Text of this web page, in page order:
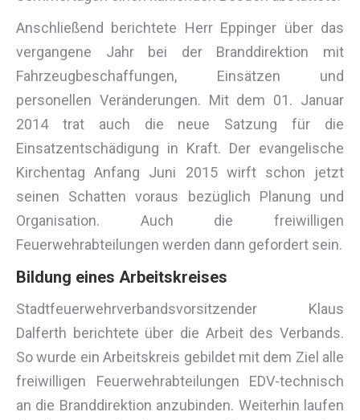
Anschließend berichtete Herr Eppinger über das
vergangene Jahr bei der Branddirektion mit
Fahrzeugbeschaffungen, Einsätzen und
personellen Veränderungen. Mit dem 01. Januar
2014 trat auch die neue Satzung für die
Einsatzentschädigung in Kraft. Der evangelische
Kirchentag Anfang Juni 2015 wirft schon jetzt
seinen Schatten voraus bezüglich Planung und
Organisation. Auch die freiwilligen
Feuerwehrabteilungen werden dann gefordert sein.
Bildung eines Arbeitskreises
Stadtfeuerwehrverbandsvorsitzender Klaus
Dalferth berichtete über die Arbeit des Verbands.
So wurde ein Arbeitskreis gebildet mit dem Ziel alle
freiwilligen Feuerwehrabteilungen EDV-technisch
an die Branddirektion anzubinden. Weiterhin laufen